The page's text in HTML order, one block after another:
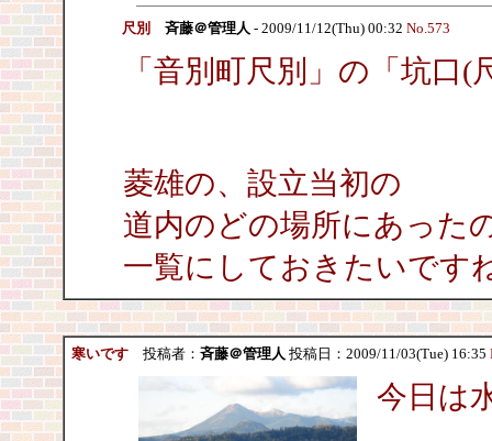
尺別 斉藤＠管理人 - 2009/11/12(Thu) 00:32 No.573
「音別町尺別」の「坑口
菱雄の、設立当初の
道内のどの場所にあった
一覧にしておきたいです
寒いです投稿者：斉藤＠管理人 投稿日：2009/11/03(Tue) 16:35
今日は